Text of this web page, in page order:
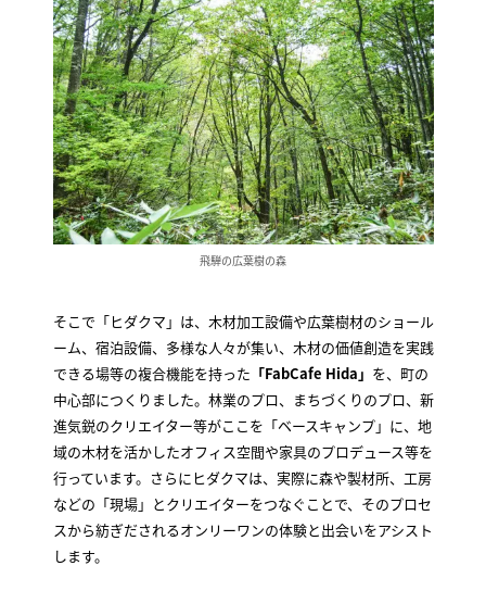
飛騨の広葉樹の森
そこで「ヒダクマ」は、木材加工設備や広葉樹材のショール
ーム、宿泊設備、多様な人々が集い、木材の価値創造を実践
できる場等の複合機能を持った 「FabCafe Hida」 を、町の
中心部につくりました。林業のプロ、まちづくりのプロ、新
進気鋭のクリエイター等がここを「ベースキャンプ」に、地
域の木材を活かしたオフィス空間や家具のプロデュース等を
行っています。さらにヒダクマは、実際に森や製材所、工房
などの「現場」とクリエイターをつなぐことで、そのプロセ
スから紡ぎだされるオンリーワンの体験と出会いをアシスト
します。